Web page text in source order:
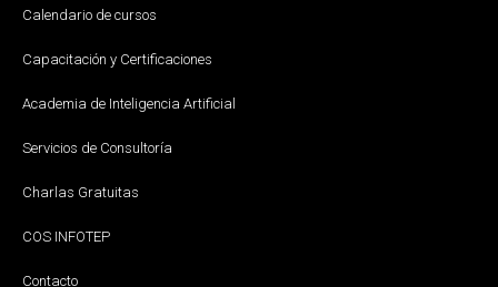
Calendario de cursos
Capacitación y Certificaciones
Academia de Inteligencia Artificial
Servicios de Consultoría
Charlas Gratuitas
COS INFOTEP
Contacto